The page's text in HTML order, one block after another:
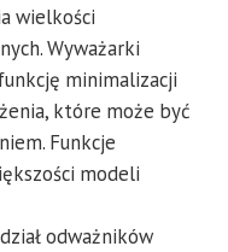
wielkości
Wyważarki
minimalizacji
które może być
Funkcje
modeli
odważników